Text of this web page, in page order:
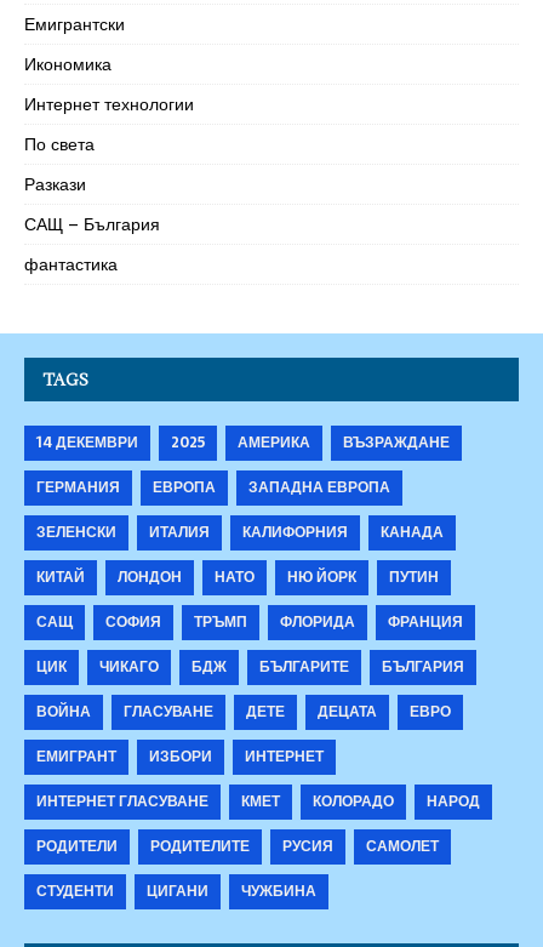
Емигрантски
Икономика
Интернет технологии
По света
Разкази
САЩ – България
фантастика
TAGS
14 ДЕКЕМВРИ 2025 АМЕРИКА
ВЪЗРАЖДАНЕ
ГЕРМАНИЯ
ЕВРОПА
ЗАПАДНА ЕВРОПА
ЗЕЛЕНСКИ
ИТАЛИЯ КАЛИФОРНИЯ
КАНАДА
КИТАЙ
ЛОНДОН НАТО НЮ ЙОРК
ПУТИН
САЩ
СОФИЯ ТРЪМП ФЛОРИДА
ФРАНЦИЯ
ЦИК
ЧИКАГО БДЖ БЪЛГАРИТЕ
БЪЛГАРИЯ
ВОЙНА
ГЛАСУВАНЕ ДЕТЕ ДЕЦАТА
ЕВРО
ЕМИГРАНТ
ИЗБОРИ
ИНТЕРНЕТ
ИНТЕРНЕТ ГЛАСУВАНЕ
КМЕТ КОЛОРАДО
НАРОД
РОДИТЕЛИ
РОДИТЕЛИТЕ РУСИЯ
САМОЛЕТ
СТУДЕНТИ
ЦИГАНИ ЧУЖБИНА